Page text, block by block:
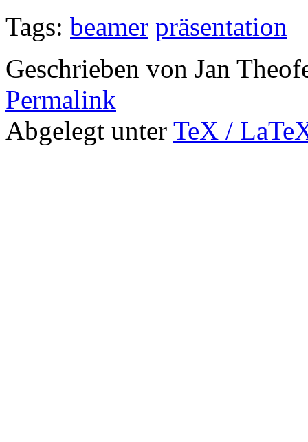
Tags: beamer präsentation
Geschrieben von Jan
Permalink
Abgelegt unter TeX /